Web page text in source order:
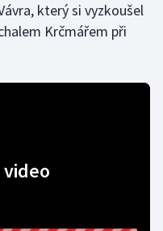
který si vyzkoušel
Krčmářem při
video